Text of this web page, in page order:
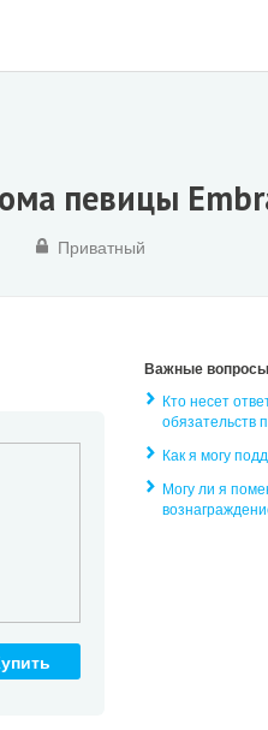
певицы
Приватный
Важные вопросы
Кто несет
обязательств
Как я могу
Могу ли я